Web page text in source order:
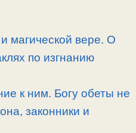
магической вере. О
по изгнанию
к ним. Богу обеты не
законники и